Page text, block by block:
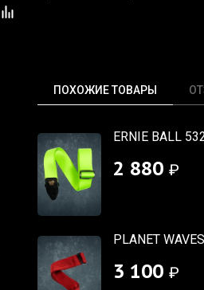
ПОХОЖИЕ ТОВАРЫ
ERNIE BALL
2 880 ₽
PLANET
3 100 ₽